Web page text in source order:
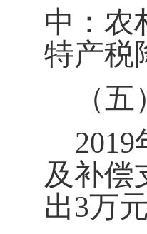
中：农
特产税
（
2019
及补偿
出3万元